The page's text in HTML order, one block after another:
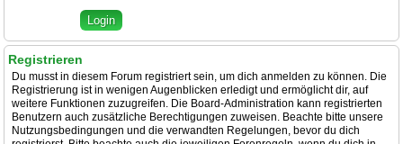
Registrieren
Du musst in diesem Forum registriert sein, um dich anmelden zu können. Die
Registrierung ist in wenigen Augenblicken erledigt und ermöglicht dir, auf
weitere Funktionen zuzugreifen. Die Board-Administration kann registrierten
Benutzern auch zusätzliche Berechtigungen zuweisen. Beachte bitte unsere
Nutzungsbedingungen und die verwandten Regelungen, bevor du dich